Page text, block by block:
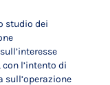
studio dei
l’intento di
sull’operazione